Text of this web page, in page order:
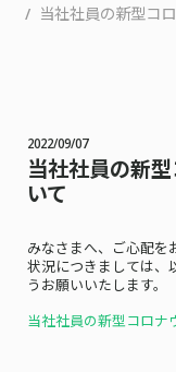
当社社員の新型コ
2022/09/07
当社社員の新
いて
みなさまへ、ご心配を
状況につきましては、
うお願いいたします。
当社社員の新型コロナ